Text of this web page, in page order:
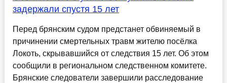
задержали спустя 15 лет
Перед брянским судом предстанет обвиняемый в
причинении смертельных травм жителю посёлка
Локоть, скрывавшийся от следствия 15 лет. Об этом
сообщили в региональном следственном комитете.
Брянские следователи завершили расследование